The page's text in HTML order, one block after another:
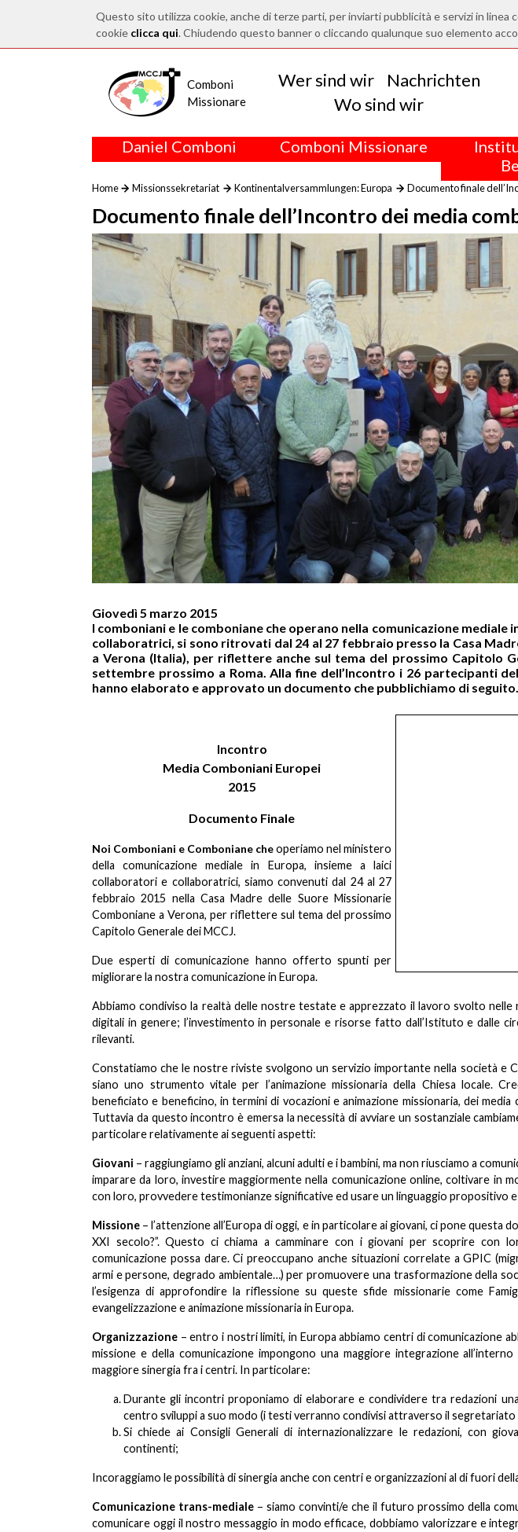
Questo sito utilizza cookie, anche di terze parti, per inviarti pubblicità e servizi in
cookie clicca qui. Chiudendo questo banner o cliccando qualunque suo elemento
Comboni
Missionare
Wer sind wir
Nachrichten
Wo sind wir
Daniel Comboni Comboni Missionare
Home Missionssekretariat Kontinentalversammlungen: Europa Documento finale
Documento finale dell’Incontro dei media
Giovedì 5 marzo 2015
I comboniani e le comboniane che operano nella comunicazione mediale
collaboratrici, si sono ritrovati dal 24 al 27 febbraio presso la Casa
a Verona (Italia), per riflettere anche sul tema del prossimo Capitolo
settembre prossimo a Roma. Alla fine dell’Incontro i 26 partecipanti
hanno elaborato e approvato un documento che pubblichiamo di seguito.
Incontro
Media Comboniani Europei
2015
Documento Finale
Noi Comboniani e Comboniane cheoperiamo nel ministero
della comunicazione mediale in Europa, insieme a laici
collaboratori e collaboratrici, siamo convenuti dal 24 al 27
febbraio 2015 nella Casa Madre delle Suore Missionarie
Comboniane a Verona, per riflettere sul tema del prossimo
Capitolo Generale dei MCCJ.
Due esperti di comunicazione hanno offerto spunti per
migliorare la nostra comunicazione in Europa.
Abbiamo condiviso la realtà delle nostre testate e apprezzato il lavoro svolto nelle
digitali in genere; l’investimento in personale e risorse fatto dall’Istituto e dalle
rilevanti.
Constatiamo che le nostre riviste svolgono un servizio importante nella società e
siano uno strumento vitale per l’animazione missionaria della Chiesa locale.
beneficiato e beneficino, in termini di vocazioni e animazione missionaria, dei
Tuttavia da questo incontro è emersa la necessità di avviare un sostanziale
particolare relativamente ai seguenti aspetti:
Giovani – raggiungiamo gli anziani, alcuni adulti e i bambini, ma non riusciamo a
imparare da loro, investire maggiormente nella comunicazione online, coltivare in
con loro, provvedere testimonianze significative ed usare un linguaggio propositivo
Missione – l’attenzione all’Europa di oggi, e in particolare ai giovani, ci pone questa
XXI secolo?”. Questo ci chiama a camminare con i giovani per scoprire
comunicazione possa dare. Ci preoccupano anche situazioni correlate a GPIC
armi e persone, degrado ambientale…) per promuovere una trasformazione della
l’esigenza di approfondire la riflessione su queste sfide missionarie come
evangelizzazione e animazione missionaria in Europa.
Organizzazione – entro i nostri limiti, in Europa abbiamo centri di comunicazione
missione e della comunicazione impongono una maggiore integrazione
maggiore sinergia fra i centri. In particolare:
Durante gli incontri proponiamo di elaborare e condividere tra redazioni
centro sviluppi a suo modo (i testi verranno condivisi attraverso il segretariato
Si chiede ai Consigli Generali di internazionalizzare le redazioni, con
continenti;
Incoraggiamo le possibilità di sinergia anche con centri e organizzazioni al di fuori
Comunicazione trans-mediale – siamo convinti/e che il futuro prossimo della
comunicare oggi il nostro messaggio in modo efficace, dobbiamo valorizzare e